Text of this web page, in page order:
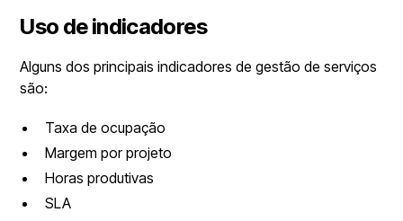
Uso de indicadores
Alguns dos principais indicadores de gestão de serviços
são:
Taxa de ocupação
Margem por projeto
Horas produtivas
SLA